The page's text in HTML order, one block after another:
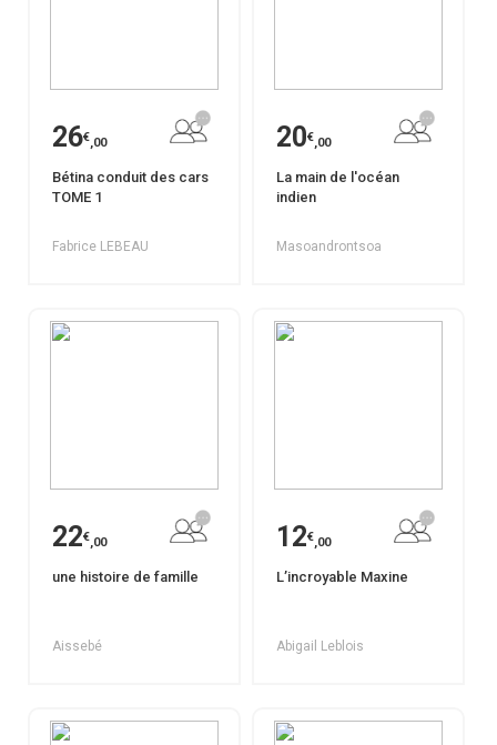
26€,00
Bétina conduit des cars
TOME 1
Fabrice LEBEAU
20€,00
La main de l'océan
indien
Masoandrontsoa
22€,00
une histoire de famille
Aissebé
12€,00
L’incroyable Maxine
Abigail Leblois